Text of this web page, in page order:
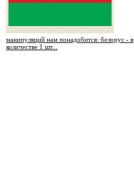
манипуляций нам понадобится: белорус - в
количестве 1 шт...